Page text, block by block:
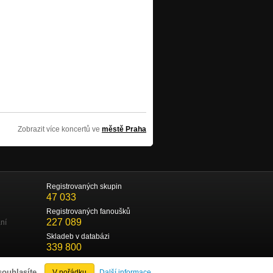
Zobrazit více koncertů ve městě Praha
Registrovaných skupin
47 033
Registrovaných fanoušků
227 089
Skladeb v databázi
339 800